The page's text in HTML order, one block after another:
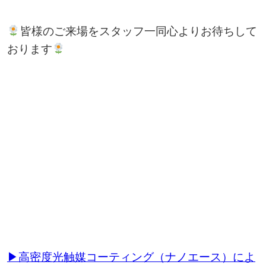
皆様のご来場をスタッフ一同心よりお待ちして
おります
▶高密度光触媒コーティング（ナノエース）によ